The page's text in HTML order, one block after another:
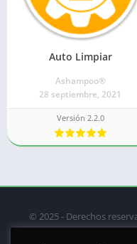
Auto Limpiar
Ashampoo®
28 septiembre, 2021
Versión 2.2.0
© 2025 - Derechos
privacidad/Política de